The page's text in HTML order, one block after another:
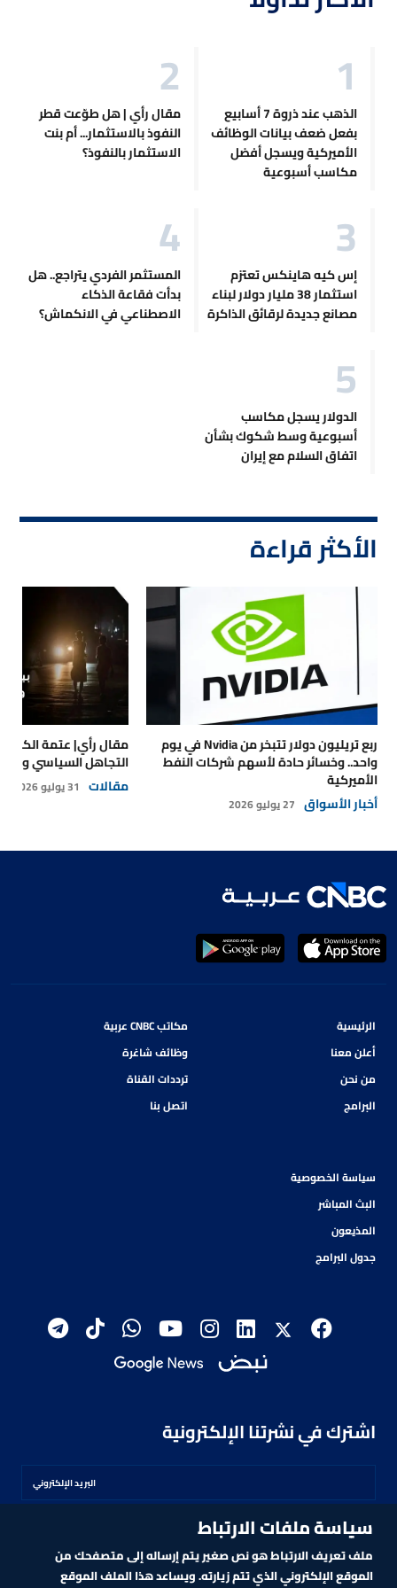
الذهب عند ذروة 7 أسابيع
بفعل ضعف بيانات الوظائف
الأميركية ويسجل أفضل
مكاسب أسبوعية
مقال رأي | هل طوّعت قطر
النفوذ بالاستثمار... أم بنت
الاستثمار بالنفوذ؟
إس كيه هاينكس تعتزم
استثمار 38 مليار دولار لبناء
مصانع جديدة لرقائق الذاكرة
المستثمر الفردي يتراجع.. هل
بدأت فقاعة الذكاء
الاصطناعي في الانكماش؟
الدولار يسجل مكاسب
أسبوعية وسط شكوك بشأن
اتفاق السلام مع إيران
الأكثر قراءة
ربع تريليون دولار تتبخر من Nvidia في يوم
واحد.. وخسائر حادة لأسهم شركات النفط
الأميركية
أخبار الأسواق 27 يوليو 2026
مقال رأي| عتمة
التجاهل السياسي
مقالات 31 يوليو 2026
الرئيسية
أعلن معنا
من نحن
البرامج
مكاتب CNBC عربية
وظائف شاغرة
ترددات القناة
اتصل بنا
سياسة الخصوصية
البث المباشر
المذيعون
جدول البرامج
اشترك في نشرتنا الإلكترونية
اشترك
سياسة ملفات الارتباط
ملف تعريف الارتباط هو نص صغير يتم إرساله إلى متصفحك من
الموقع الإلكتروني الذي تتم زيارته. ويساعد هذا الملف الموقع